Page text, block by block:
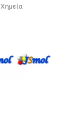
Χημεία